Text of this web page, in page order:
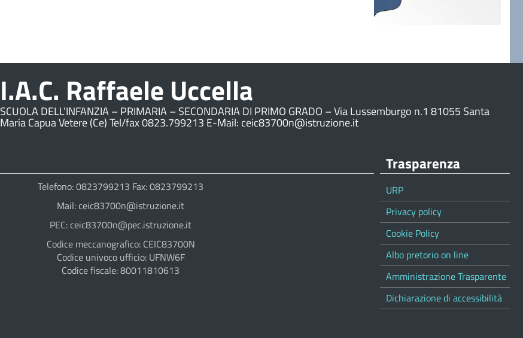
I.A.C. Raffaele Uccella
SCUOLA DELL’INFANZIA – PRIMARIA – SECONDARIA DI PRIMO GRADO – Via Lussemburgo n.1 81055 Santa
Maria Capua Vetere (Ce) Tel/fax 0823.799213 E-Mail: ceic83700n@istruzione.it
Telefono: 0823799213 Fax: 0823799213
Mail: ceic83700n@istruzione.it
PEC: ceic83700n@pec.istruzione.it
Codice meccanografico: CEIC83700N
Codice univoco ufficio: UFNW6F
Codice fiscale: 80011810613
Trasparenza
URP
Privacy policy
Cookie Policy
Albo pretorio on line
Amministrazione Trasparente
Dichiarazione di accessibilità